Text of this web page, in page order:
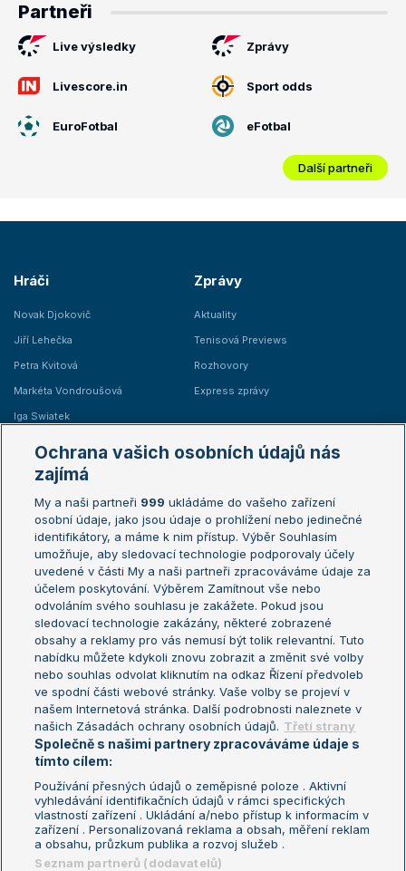
Partneři
Live výsledky Zprávy
Livescore.in Sport odds
EuroFotbal eFotbal
Další partneři
Hráči
Novak Djokovič
Jiří Lehečka
Petra Kvitová
Markéta Vondroušová
Iga Swiatek
Zprávy
Aktuality
Tenisová Previews
Rozhovory
Express zprávy
Žebříčky
Žebříček ATP (muži)
Žebříček WTA (ženy)
Sázkařský žebříček
Australian Open
French Open
Wimbledon
US Open
Turnaj mistrů
Turnaj mistryň
Aktualní trendy
Fotbalové přestupy
Livesport Daily
LS Prague Open
Podmínky užití
Nastavení soukromí
GDPR a žurnalistika
Reklama
Kontakt
Informace o zpracování osobních
údajů
Ochrana vašich osobních údajů nás
zajímá
My a naši partneři 999 ukládáme do vašeho zařízení
osobní údaje, jako jsou údaje o prohlížení nebo jedinečné
identifikátory, a máme k nim přístup. Výběr Souhlasím
umožňuje, aby sledovací technologie podporovaly účely
uvedené v části My a naši partneři zpracováváme údaje za
účelem poskytování. Výběrem Zamítnout vše nebo
odvoláním svého souhlasu je zakážete. Pokud jsou
sledovací technologie zakázány, některé zobrazené
obsahy a reklamy pro vás nemusí být tolik relevantní. Tuto
nabídku můžete kdykoli znovu zobrazit a změnit své volby
nebo souhlas odvolat kliknutím na odkaz Řízení předvoleb
ve spodní části webové stránky. Vaše volby se projeví v
našem Internetová stránka. Další podrobnosti naleznete v
našich Zásadách ochrany osobních údajů. Třetí strany
Společně s našimi partnery zpracováváme údaje s
tímto cílem:
Používání přesných údajů o zeměpisné poloze . Aktivní
vyhledávání identifikačních údajů v rámci specifických
vlastností zařízení . Ukládání a/nebo přístup k informacím v
zařízení . Personalizovaná reklama a obsah, měření reklam
a obsahu, průzkum publika a rozvoj služeb .
Seznam partnerů (dodavatelů)